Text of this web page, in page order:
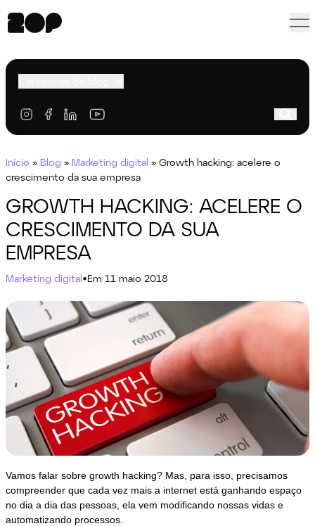
Início » Blog » Marketing digital »Growth hacking: acelere o
crescimento da sua empresa
GROWTH HACKING: ACELERE O
CRESCIMENTO DA SUA
EMPRESA
Marketing digital•Em 11 maio 2018
Vamos falar sobre growth hacking? Mas, para isso, precisamos
compreender que cada vez mais a internet está ganhando espaço
no dia a dia das pessoas, ela vem modificando nossas vidas e
automatizando processos.